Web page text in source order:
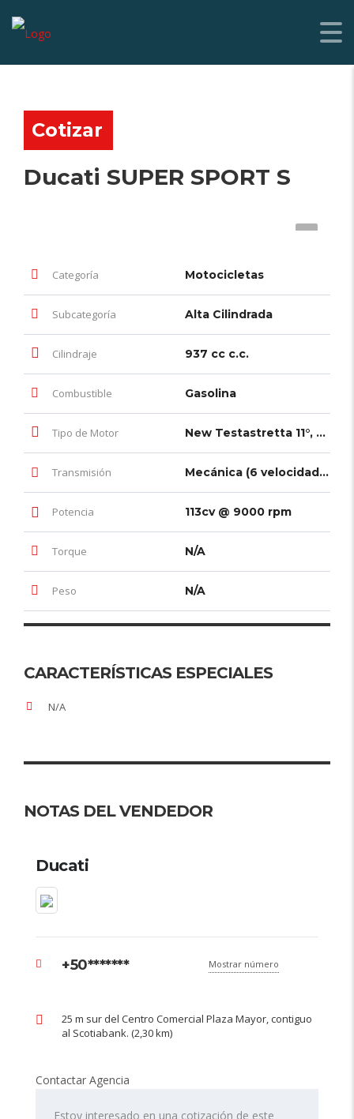
Cotizar
Ducati SUPER SPORT S
Categoría Motocicletas
Subcategoría Alta Cilindrada
Cilindraje 937 cc c.c.
Combustible Gasolina
Tipo de Motor New Testastretta 11°, bicilíndrico en L, 4 válvulas por cilindro, Desmodrómico
Transmisión Mecánica (6 velocidades)
Potencia 113cv @ 9000 rpm
Torque N/A
Peso N/A
CARACTERÍSTICAS ESPECIALES
N/A
NOTAS DEL VENDEDOR
Ducati
+50******* Mostrar número
25 m sur del Centro Comercial Plaza Mayor, contiguo
al Scotiabank. (2,30 km)
Contactar Agencia